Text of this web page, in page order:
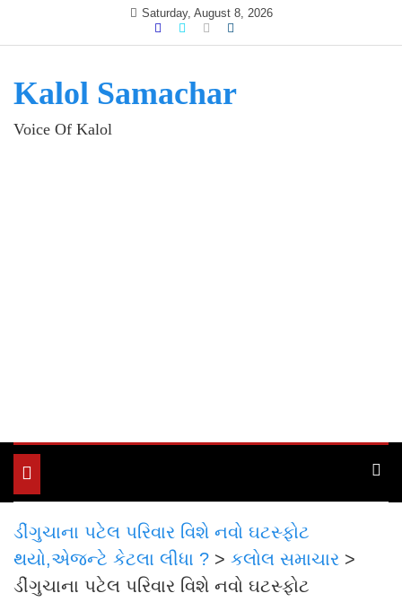
Saturday, August 8, 2026
Kalol Samachar
Voice Of Kalol
Toggle
navigation
ડીંગુચાના પટેલ પરિવાર વિશે નવો ઘટસ્ફોટ
થયો,એજન્ટે કેટલા લીધા ? > કલોલ સમાચાર >
ડીંગુચાના પટેલ પરિવાર વિશે નવો ઘટસ્ફોટ